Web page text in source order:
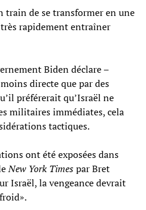
train de se transformer en une
rapidement entraîner
Biden déclare –
directe que par des
préférerait qu’Israël ne
militaires immédiates, cela
tactiques.
ont été exposées dans
New York Timespar Bret
Israël, la vengeance devrait